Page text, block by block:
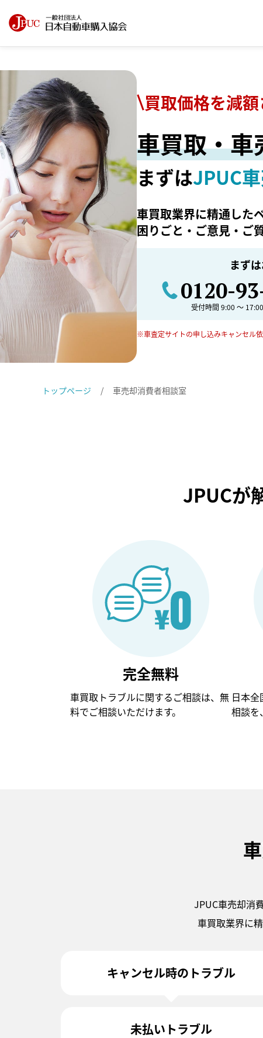
買取価格を減
車買取・車
まずはJPUC
車買取業界に精通した
困りごと・ご意見・ご
まずは
0120-
受付時間 9:00 〜
※車査定サイトの申し込みキャンセル
トップページ 車売却消費者相談室
JPUCが
完全無料
車買取トラブルに関するご相談は、無
料でご相談いただけます。
日本
相談を
JPUC車売却消
車買取業界に
キャンセル時のトラブル
未払いトラブル